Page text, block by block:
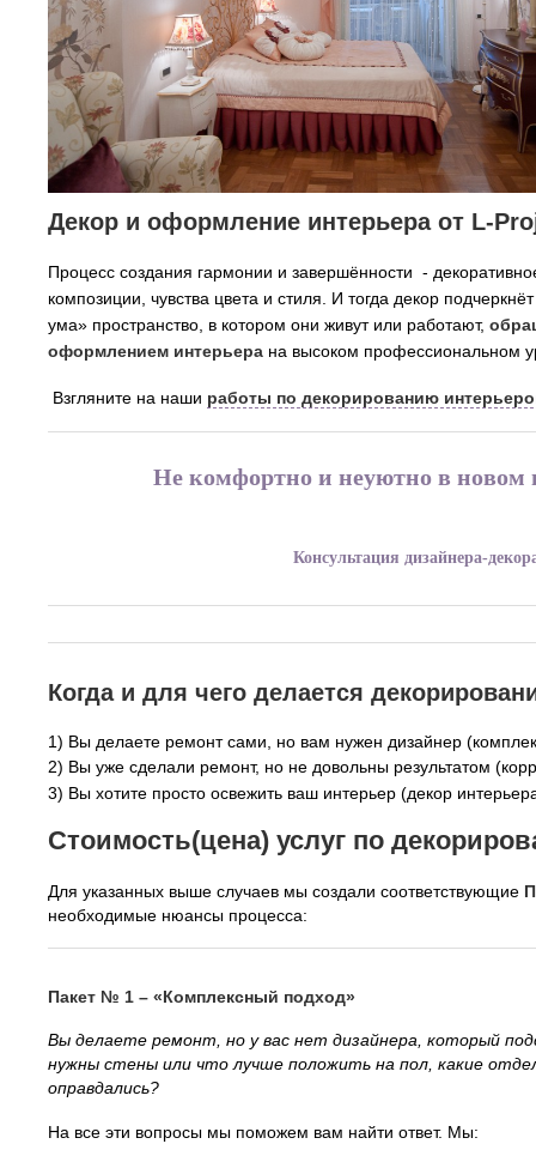
Декор и оформление интерьера от L-
Процесс создания гармонии и завершённости -
композиции, чувства цвета и стиля. И тогда декор
ума» пространство, в котором они живут или работают,
оформлением интерьера на высоком професcиональном
Взгляните на наши работы по декорированию
Не комфортно и неуютно в
Консультация дизайнера-
Когда и для чего делается
1) Вы делаете ремонт сами, но вам нужен дизайнер
2) Вы уже сделали ремонт, но не довольны результатом
3) Вы хотите просто освежить ваш интерьер (декор
Стоимость(цена) услуг по
Для указанных выше случаев мы создали соответствующие
необходимые нюансы процесса:
Пакет № 1 – «Комплексный подход»
Вы делаете ремонт, но у вас нет дизайнера, который
нужны стены или что лучше положить на пол, какие
оправдались?
На все эти вопросы мы поможем вам найти ответ. Мы: